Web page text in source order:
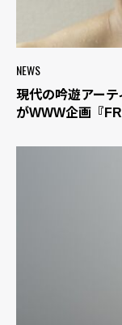
NEWS
現代の吟遊アー
がWWW企画『